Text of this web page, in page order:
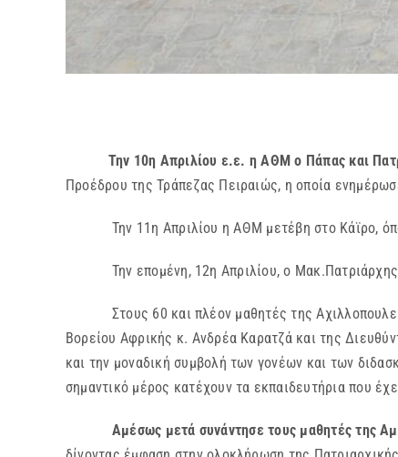
Την 10η Απριλίου ε.ε. η ΑΘΜ ο Πάπας και
Προέδρου της Τράπεζας Πειραιώς, η οποία
Την 11η Απριλίου η ΑΘΜ μετέβη στο Κάϊρο, όπου
Την επομένη, 12η Απριλίου, ο Μακ.Πατριάρχης
Στους 60 και πλέον μαθητές της
Βορείου Αφρικής κ. Ανδρέα Καρατζά και της
και την μοναδική συμβολή των γονέων και των
σημαντικό μέρος κατέχουν τα εκπαιδευτήρια που
Αμέσως μετά συνάντησε τους μαθητές της